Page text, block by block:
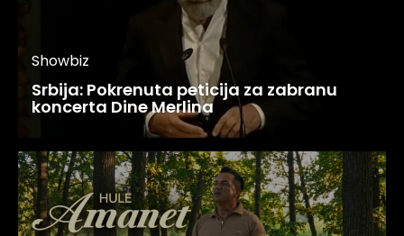
Showbiz
Srbija: Pokrenuta peticija za zabranu
koncerta Dine Merlina